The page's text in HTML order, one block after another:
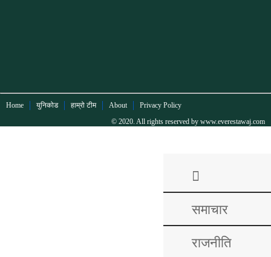
Home युनिकोड हाम्रो टीम About
Privacy Policy
© 2020. All rights reserved by www.everestawaj.com
समाचार
राजनीति